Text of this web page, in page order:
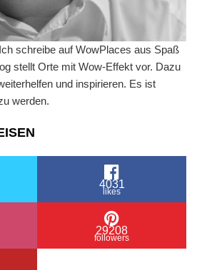
schreibe auf WowPlaces aus Spaß
stellt Orte mit Wow-Effekt vor. Dazu
und inspirieren. Es ist
werden.
4031
likes
29208
followers